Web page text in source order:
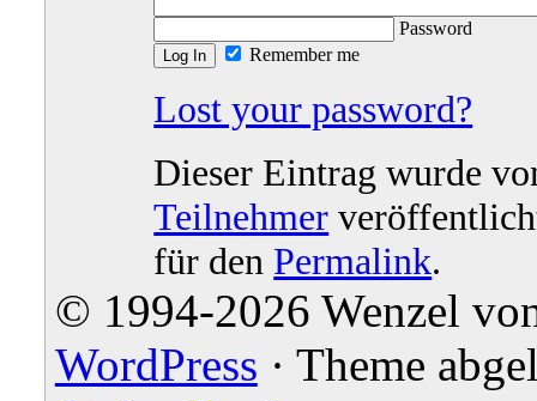
Password
Remember me
Lost your password?
Dieser Eintrag wurde
Teilnehmer
für den Permalink.
© 1994-2026 Wenzel
WordPress · Theme